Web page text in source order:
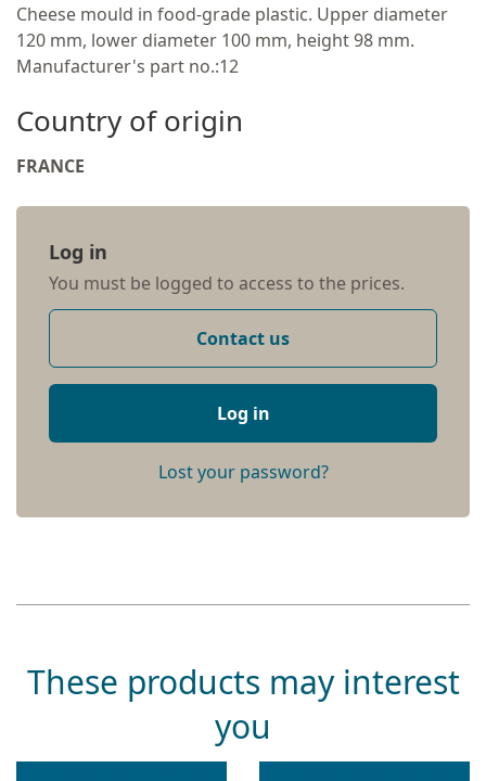
Cheese mould in food-grade plastic. Upper diameter
120 mm, lower diameter 100 mm, height 98 mm.
Manufacturer's part no.:12
Country of origin
FRANCE
Log in
You must be logged to access to the prices.
Contact us
Log in
Lost your password?
These products may interest
you